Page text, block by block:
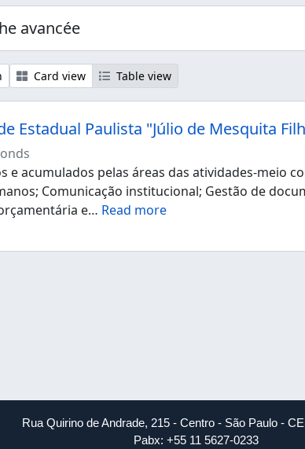
avancée
Card view Table view
Estadual Paulista "Júlio de Mesquita
e acumulados pelas áreas das atividades-meio
Comunicação institucional; Gestão de
e… Read more
Rua Quirino de Andrade, 215 - Centro - São Paulo -
Pabx: +55 11 5627-0233